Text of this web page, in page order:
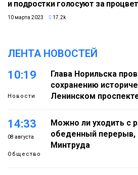
и подростки голосуют за
10 марта 2023 17.2k
ЛЕНТА НОВОСТЕЙ
10:19
Новости
Глава Норильска
сохранению
Ленинском
14:33
08 августа
Общество
Можно ли уходить с
обеденный перерыв,
Минтруда